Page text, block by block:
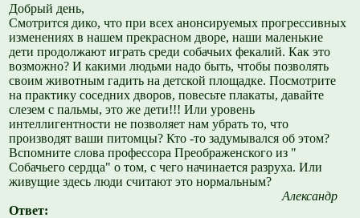
Добрый день,
Смотрится дико, что при всех анонсируемых прогрессивных
изменениях в нашем прекрасном дворе, наши маленькие
дети продолжают играть среди собачьих фекалий. Как это
возможно? И какими людьми надо быть, чтобы позволять
своим животным гадить на детской площадке. Посмотрите
на практику соседних дворов, повесьте плакаты, давайте
слезем с пальмы, это же дети!!! Или уровень
интеллигентности не позволяет нам убрать то, что
производят ваши питомцы? Кто -то задумывался об этом?
Вспомните слова профессора Преображенского из "
Собачьего сердца" о том, с чего начинается разруха. Или
живущие здесь люди считают это нормальным?
Александр
Ответ: